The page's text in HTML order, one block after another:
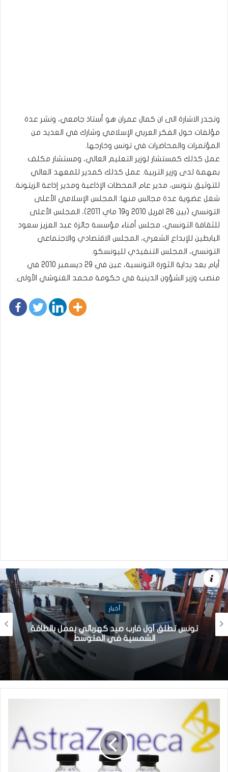
وتجدر الاشارة الى ان كمال عمران هو أستاذ جامعي، ونشر عدة
مؤلفات حول الفكر العربي الإسلامي وشارك في العديد من
المؤتمرات والمحاضرات في تونس وخارجها.
عمل كذلك كمستشار لوزير التعليم العالي، ومستشار مكلف
بمهمة لدى وزير التربية. عمل كذلك كمدير للمعهد العالي
للتوثيق بتونس، مدير عام المحطات الإذاعية ومدير إذاعة الزيتونة.
شغل عضوية عدة مجالس منها: المجلس الإسلامي الأعلى
التونسي (بين 26 افريل 2010 و19 ماي 2011)، المجلس الأعلى
للثقافة التونسي، مجلس أمناء مؤسسة جائزة عبد العزيز سعود
البابطين للإبداع الشعري، المجلس الاقتصادي والاجتماعي
التونسي، المجلس التنفيذي لليونسكو.
أيام بعد بداية الثورة التونسية، عين في 29 ديسمبر 2010 في
منصب وزير الشؤون الدينية في حكومة محمد الغنوشي الأولى.
أخبار
تونس تطلق أول قارب صيد كهربائي يعمل بالطاقة
الشمسية في المتوسط